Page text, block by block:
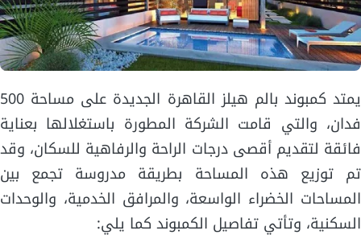
يمتد كمبوند بالم هيلز القاهرة الجديدة على مساحة 500
فدان، والتي قامت الشركة المطورة باستغلالها بعناية
فائقة لتقديم أقصى درجات الراحة والرفاهية للسكان، وقد
تم توزيع هذه المساحة بطريقة مدروسة تجمع بين
المساحات الخضراء الواسعة، والمرافق الخدمية، والوحدات
السكنية، وتأتي تفاصيل الكمبوند كما يلي: